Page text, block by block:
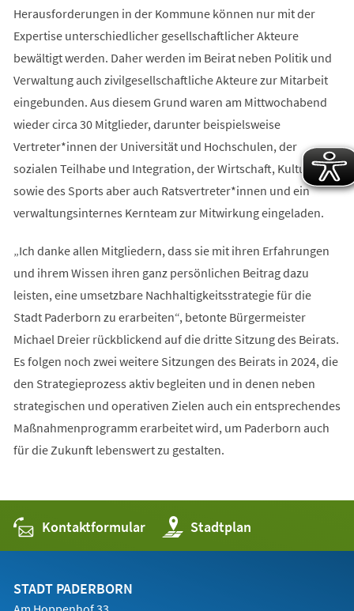
Herausforderungen in der Kommune können nur mit der
Expertise unterschiedlicher gesellschaftlicher Akteure
bewältigt werden. Daher werden im Beirat neben Politik und
Verwaltung auch zivilgesellschaftliche Akteure zur Mitarbeit
eingebunden. Aus diesem Grund waren am Mittwochabend
wieder circa 30 Mitglieder, darunter beispielsweise
Vertreter*innen der Universität und Hochschulen, der
sozialen Teilhabe und Integration, der Wirtschaft, Kultur
sowie des Sports aber auch Ratsvertreter*innen und ein
verwaltungsinternes Kernteam zur Mitwirkung eingeladen.
„Ich danke allen Mitgliedern, dass sie mit ihren Erfahrungen
und ihrem Wissen ihren ganz persönlichen Beitrag dazu
leisten, eine umsetzbare Nachhaltigkeitsstrategie für die
Stadt Paderborn zu erarbeiten“, betonte Bürgermeister
Michael Dreier rückblickend auf die dritte Sitzung des Beirats.
Es folgen noch zwei weitere Sitzungen des Beirats in 2024, die
den Strategieprozess aktiv begleiten und in denen neben
strategischen und operativen Zielen auch ein entsprechendes
Maßnahmenprogramm erarbeitet wird, um Paderborn auch
für die Zukunft lebenswert zu gestalten.
Kontaktformular Stadtplan
(Öffnet
in
einem
STADT PADERBORN